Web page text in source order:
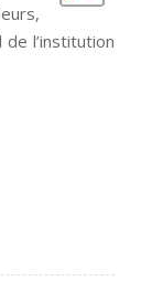
l’institution